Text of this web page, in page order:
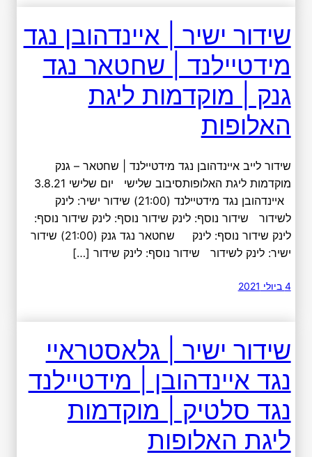
שידור ישיר | איינדהובן נגד
מידטיילנד | שחטאר נגד
גנק | מוקדמות ליגת
האלופות
שידור לייב איינדהובן נגד מידטיילנד | שחטאר – גנק
איינדהובן נגד מידטיילנד (21:00) שידור ישיר: לינק
לשידור שידור נוסף: לינק שידור נוסף: לינק שידור נוסף:
לינק שידור נוסף: לינק שחטאר נגד גנק (21:00) שידור
ישיר: לינק לשידור שידור נוסף: לינק שידור […]
4 ביולי 2021
שידור ישיר | גלאסטראיי
נגד איינדהובן | מידטיילנד
נגד סלטיק | מוקדמות
ליגת האלופות